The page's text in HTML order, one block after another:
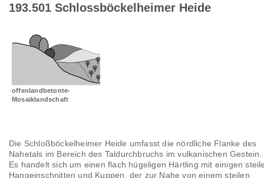
Großlandschaften
Landschaftsräume
193.501 Schlossböckelheimer Heide
offenlandbetonte-
Mosaiklandschaft
Die Schloßböckelheimer Heide umfasst die nördliche Flanke des
Nahetals im Bereich des Taldurchbruchs im vulkanischen Gestein.
Es handelt sich um einen flach hügeligen Härtling mit einigen
Hangeinschnitten und Kuppen, der zur Nahe von einem steilen